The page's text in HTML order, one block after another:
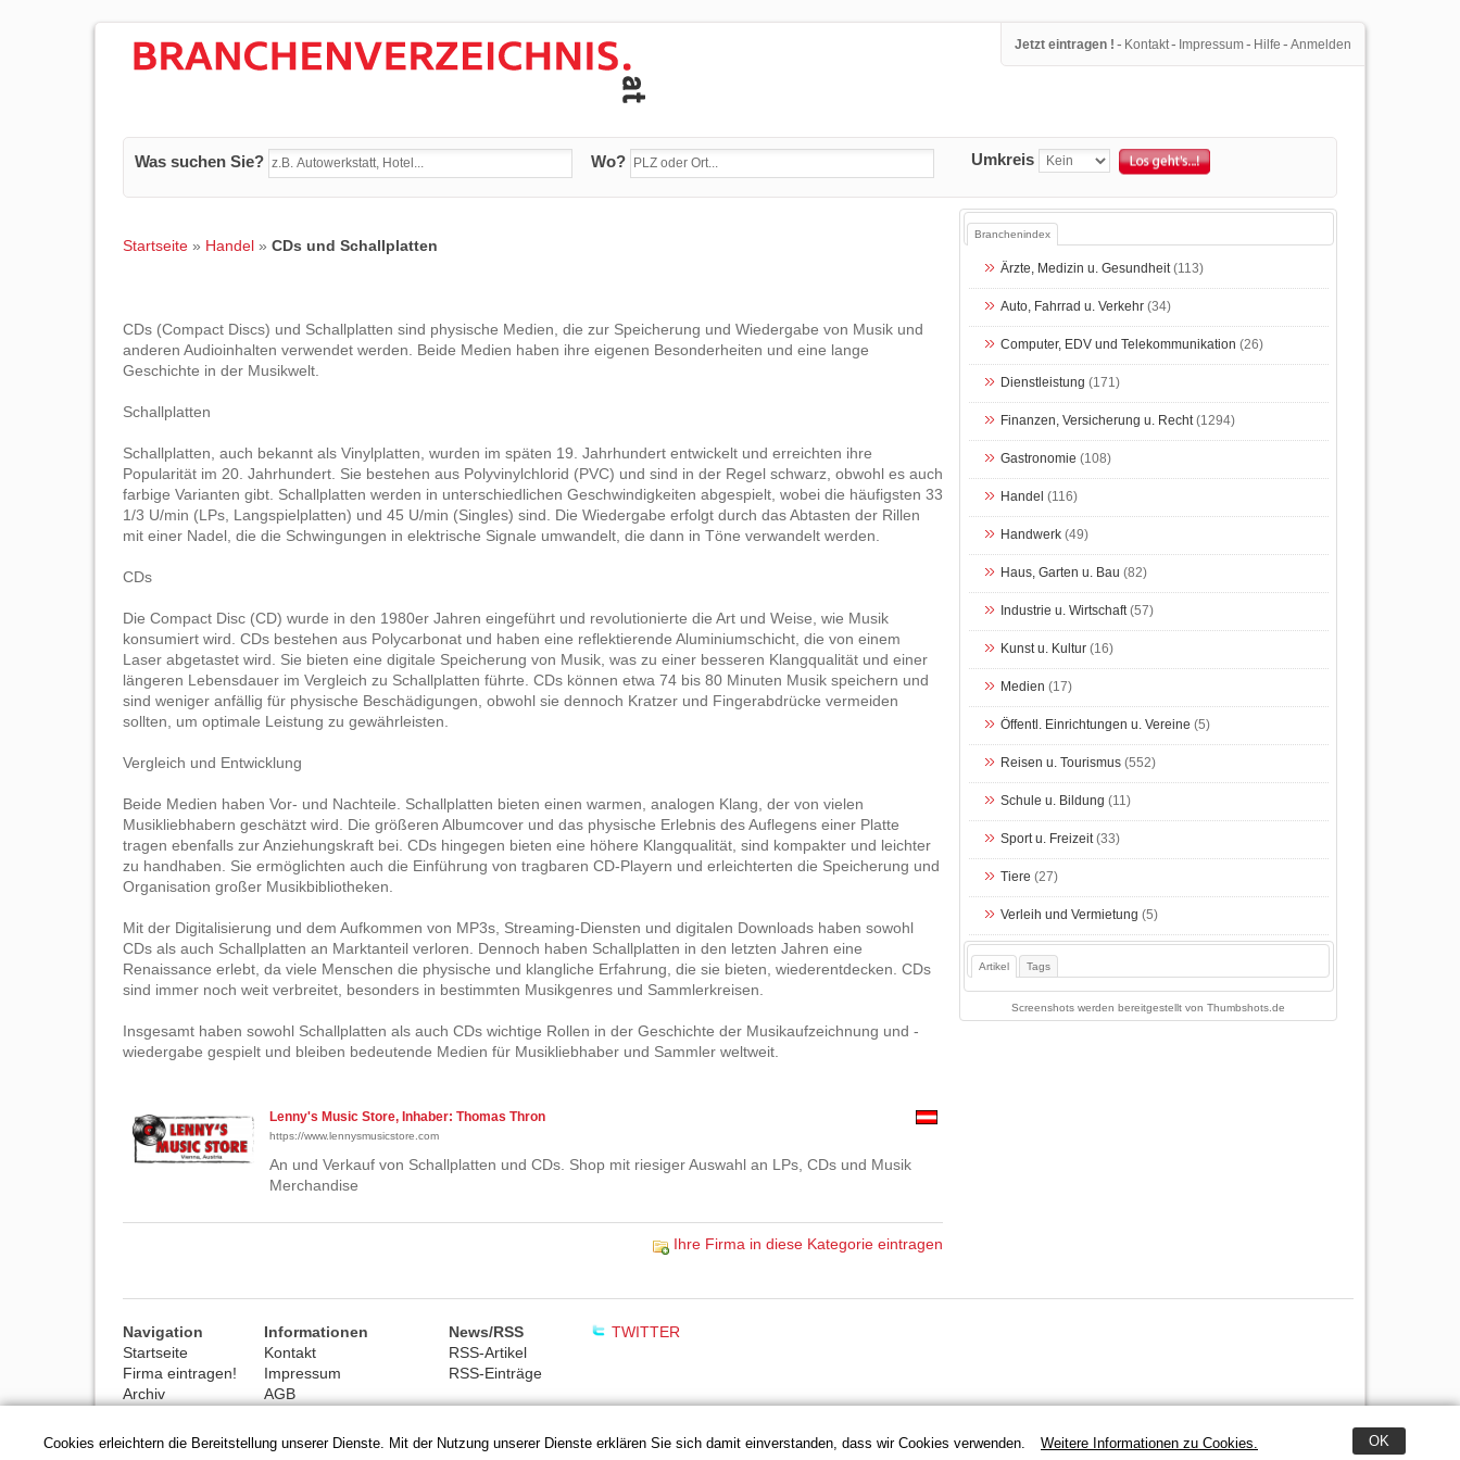
Cookies erleichtern die Bereitstellung unserer Dienste. Mit der Nutzung unserer Dienste erklären Sie sich damit einverstanden, dass wir Cookies verwenden. Weitere Informationen zu Cookies. OK
Jetzt eintragen ! - Kontakt- Impressum- Hilfe - Anmelden
Was suchen Sie? Wo? Umkreis
Startseite » Handel » CDs und Schallplatten
CDs (Compact Discs) und Schallplatten sind physische Medien, die zur Speicherung und Wiedergabe von Musik und
anderen Audioinhalten verwendet werden. Beide Medien haben ihre eigenen Besonderheiten und eine lange
Geschichte in der Musikwelt.
Schallplatten
Schallplatten, auch bekannt als Vinylplatten, wurden im späten 19. Jahrhundert entwickelt und erreichten ihre
Popularität im 20. Jahrhundert. Sie bestehen aus Polyvinylchlorid (PVC) und sind in der Regel schwarz, obwohl es auch
farbige Varianten gibt. Schallplatten werden in unterschiedlichen Geschwindigkeiten abgespielt, wobei die häufigsten 33
1/3 U/min (LPs, Langspielplatten) und 45 U/min (Singles) sind. Die Wiedergabe erfolgt durch das Abtasten der Rillen
mit einer Nadel, die die Schwingungen in elektrische Signale umwandelt, die dann in Töne verwandelt werden.
CDs
Die Compact Disc (CD) wurde in den 1980er Jahren eingeführt und revolutionierte die Art und Weise, wie Musik
konsumiert wird. CDs bestehen aus Polycarbonat und haben eine reflektierende Aluminiumschicht, die von einem
Laser abgetastet wird. Sie bieten eine digitale Speicherung von Musik, was zu einer besseren Klangqualität und einer
längeren Lebensdauer im Vergleich zu Schallplatten führte. CDs können etwa 74 bis 80 Minuten Musik speichern und
sind weniger anfällig für physische Beschädigungen, obwohl sie dennoch Kratzer und Fingerabdrücke vermeiden
sollten, um optimale Leistung zu gewährleisten.
Vergleich und Entwicklung
Beide Medien haben Vor- und Nachteile. Schallplatten bieten einen warmen, analogen Klang, der von vielen
Musikliebhabern geschätzt wird. Die größeren Albumcover und das physische Erlebnis des Auflegens einer Platte
tragen ebenfalls zur Anziehungskraft bei. CDs hingegen bieten eine höhere Klangqualität, sind kompakter und leichter
zu handhaben. Sie ermöglichten auch die Einführung von tragbaren CD-Playern und erleichterten die Speicherung und
Organisation großer Musikbibliotheken.
Mit der Digitalisierung und dem Aufkommen von MP3s, Streaming-Diensten und digitalen Downloads haben sowohl
CDs als auch Schallplatten an Marktanteil verloren. Dennoch haben Schallplatten in den letzten Jahren eine
Renaissance erlebt, da viele Menschen die physische und klangliche Erfahrung, die sie bieten, wiederentdecken. CDs
sind immer noch weit verbreitet, besonders in bestimmten Musikgenres und Sammlerkreisen.
Insgesamt haben sowohl Schallplatten als auch CDs wichtige Rollen in der Geschichte der Musikaufzeichnung und -
wiedergabe gespielt und bleiben bedeutende Medien für Musikliebhaber und Sammler weltweit.
Lenny's Music Store, Inhaber: Thomas Thron
https://www.lennysmusicstore.com
An und Verkauf von Schallplatten und CDs. Shop mit riesiger Auswahl an LPs, CDs und Musik
Merchandise
Ihre Firma in diese Kategorie eintragen
Branchenindex
Ärzte, Medizin u. Gesundheit(113)
Auto, Fahrrad u. Verkehr(34)
Computer, EDV und Telekommunikation (26)
Dienstleistung (171)
Finanzen, Versicherung u. Recht(1294)
Gastronomie (108)
Handel (116)
Handwerk(49)
Haus, Garten u. Bau (82)
Industrie u. Wirtschaft(57)
Kunst u. Kultur(16)
Medien (17)
Öffentl. Einrichtungen u. Vereine (5)
Reisen u. Tourismus(552)
Schule u. Bildung (11)
Sport u. Freizeit(33)
Tiere (27)
Verleih und Vermietung (5)
Artikel Tags
Screenshots werden bereitgestellt vonThumbshots.de
Navigation
Startseite
Firma eintragen!
Archiv
Informationen
Kontakt
Impressum
AGB
News/RSS
RSS-Artikel
RSS-Einträge
TWITTER